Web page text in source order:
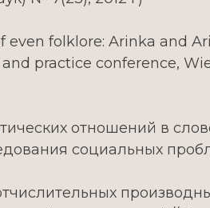
even folklore: Arinka and
practice conference,
отношений в
социальных